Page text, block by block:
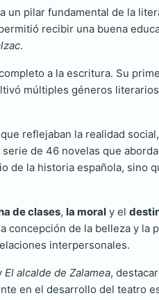
un pilar fundamental de la
recibir una buena
.
a la escritura. Su
múltiples géneros
reflejaban la realidad
serie de 46 novelas que
de la historia española, sino
de clases, la moral y el
concepción de la belleza y la
interpersonales.
El alcalde de Zalamea,
en el desarrollo del teatro